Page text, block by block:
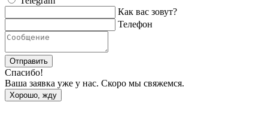
Как вас зовут?
Телефон
Отправить
Спасибо!
Ваша заявка уже у нас. Скоро мы свяжемся.
Хорошо, жду